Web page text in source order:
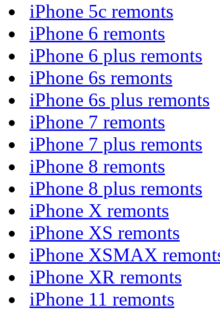
iPhone 5c remonts
iPhone 6 remonts
iPhone 6 plus remonts
iPhone 6s remonts
iPhone 6s plus remonts
iPhone 7 remonts
iPhone 7 plus remonts
iPhone 8 remonts
iPhone 8 plus remonts
iPhone X remonts
iPhone XS remonts
iPhone XSMAX
iPhone XR remonts
iPhone 11 remonts